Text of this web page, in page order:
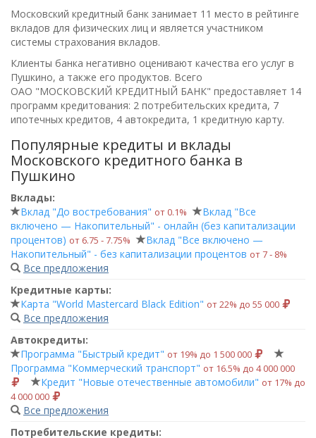
Московский кредитный банк занимает 11 место в рейтинге
вкладов для физических лиц и является участником
системы страхования вкладов.
Клиенты банка негативно оценивают качества его услуг в
Пушкино, а также его продуктов. Всего
ОАО "МОСКОВСКИЙ КРЕДИТНЫЙ БАНК" предоставляет 14
программ кредитования: 2 потребительских кредита, 7
ипотечных кредитов, 4 автокредита, 1 кредитную карту.
Популярные кредиты и вклады
Московского кредитного банка в
Пушкино
Вклады:
Вклад "До востребования" от 0.1%
Вклад "Все
включено — Накопительный" - онлайн (без капитализации
процентов) от 6.75 ‑ 7.75%
Вклад "Все включено —
Накопительный" - без капитализации процентов от 7 ‑ 8%
Все предложения
Кредитные карты:
Карта "World Mastercard Black Edition" от 22% до 55 000
Все предложения
Автокредиты:
Программа "Быстрый кредит" от 19% до 1 500 000
Программа "Коммерческий транспорт" от 16.5% до 4 000 000
Кредит "Новые отечественные автомобили" от 17% до
4 000 000
Все предложения
Потребительские кредиты: